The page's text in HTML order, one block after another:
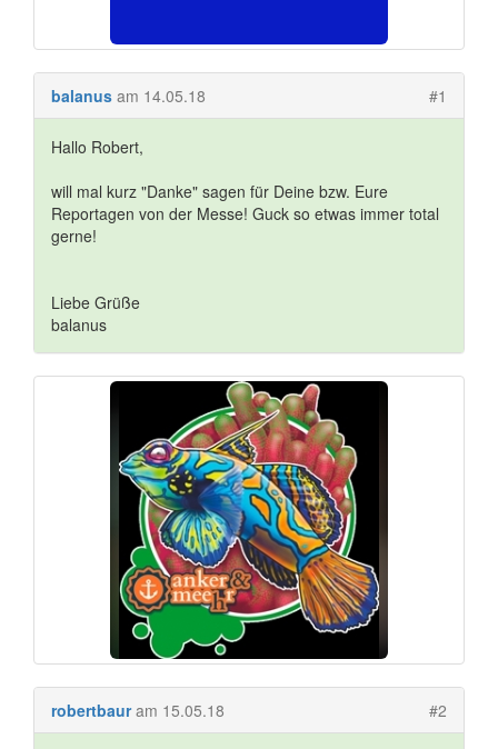
balanus am 14.05.18 #1
Hallo Robert,
will mal kurz "Danke" sagen für Deine bzw. Eure
Reportagen von der Messe! Guck so etwas immer total
gerne!
Liebe Grüße
balanus
robertbaur am 15.05.18 #2